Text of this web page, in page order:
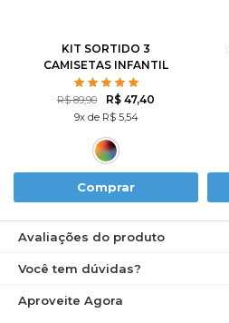
KIT SORTIDO 3
CAMISETAS INFANTIL
MASCULINO AVULSO
R$ 89,90 R$ 47,40
9x de R$ 5,54
Comprar
Avaliações do produto
Você tem dúvidas?
Aproveite Agora